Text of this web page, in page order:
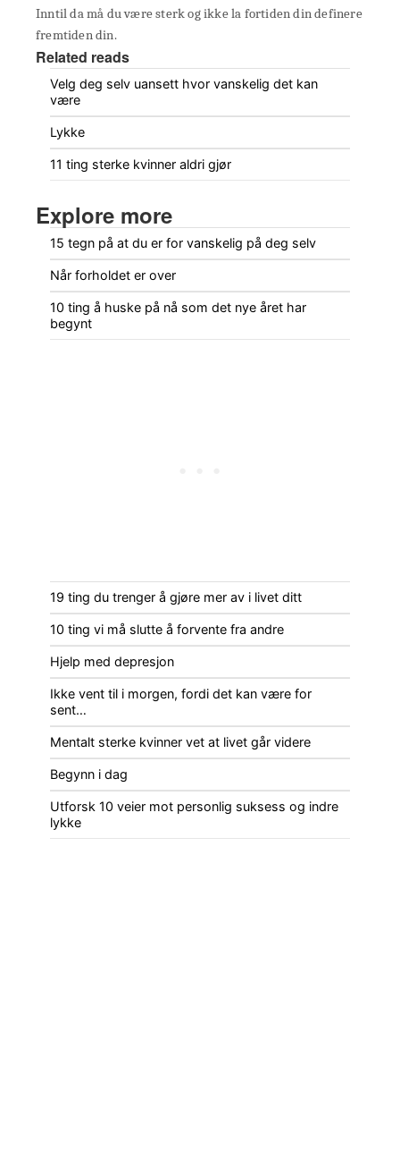
Inntil da må du være sterk og ikke la fortiden din definere
fremtiden din.
Related reads
Velg deg selv uansett hvor vanskelig det kan
være
Lykke
11 ting sterke kvinner aldri gjør
Explore more
15 tegn på at du er for vanskelig på deg selv
Når forholdet er over
10 ting å huske på nå som det nye året har
begynt
19 ting du trenger å gjøre mer av i livet ditt
10 ting vi må slutte å forvente fra andre
Hjelp med depresjon
Ikke vent til i morgen, fordi det kan være for
sent…
Mentalt sterke kvinner vet at livet går videre
Begynn i dag
Utforsk 10 veier mot personlig suksess og indre
lykke